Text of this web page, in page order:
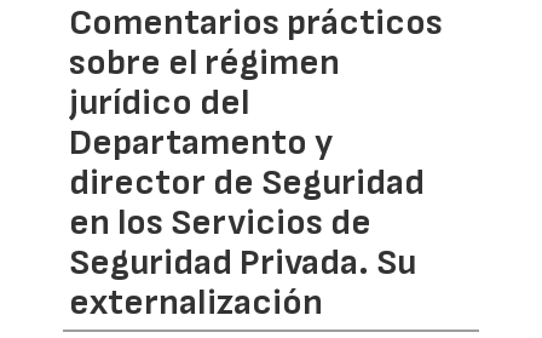
Comentarios prácticos
sobre el régimen
jurídico del
Departamento y
director de Seguridad
en los Servicios de
Seguridad Privada. Su
externalización